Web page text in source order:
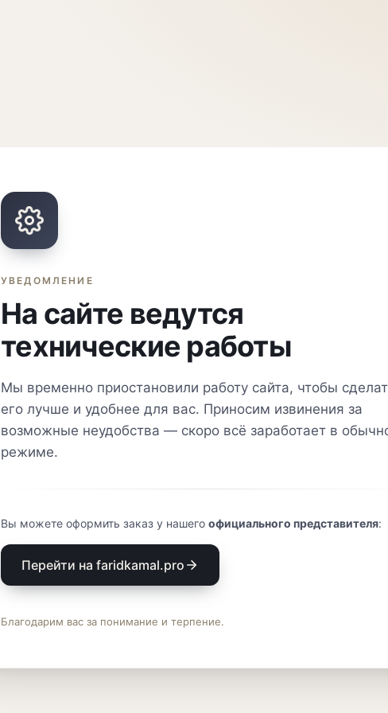
УВЕДОМЛЕНИЕ
На сайте ведутся
технические работы
Мы временно приостановили работу сайта, чтобы
его лучше и удобнее для вас. Приносим извинения за
возможные неудобства — скоро всё заработает в
режиме.
Вы можете оформить заказ у нашего официального представителя:
Перейти на faridkamal.pro
Благодарим вас за понимание и терпение.